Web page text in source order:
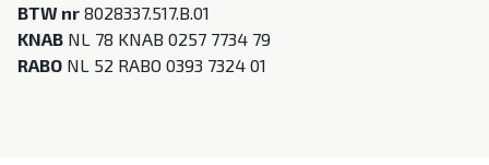
BTW nr 8028337.517.B.01
KNAB NL 78 KNAB 0257 7734 79
RABO NL 52 RABO 0393 7324 01